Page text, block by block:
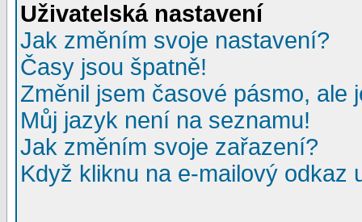
Uživatelská nastavení
Jak změním svoje nastavení?
Časy jsou špatně!
Změnil jsem časové pásmo, ale
Můj jazyk není na seznamu!
Jak změním svoje zařazení?
Když kliknu na e-mailový odkaz